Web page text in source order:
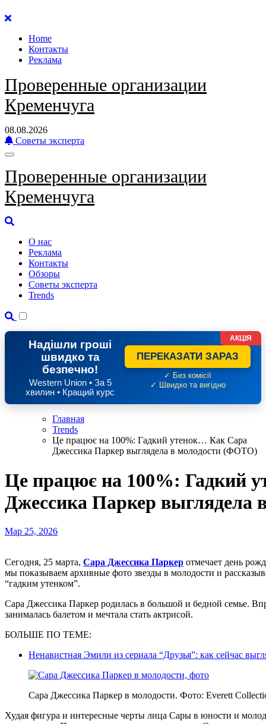
Перейти
содержанию
Home
Контакты
Реклама
Проверенные организации
Кременчуга
08.08.2026
Советы эксперта
Проверенные организации
Кременчуга
О нас
Реклама
Контакты
Обзоры
Советы эксперта
Trends
Надішли гроші
швидко та
безпечно!
Western Union • За 5
хвилин • Кращий курс
ПЕРЕКАЗАТИ ЗАРАЗ
✓ Без комісії
✓ Швидко та вигідно
АКЦІЯ
Главная
Trends
Це працює на 100%: Гадкий утенок… Как Сара
Джессика Паркер выглядела в молодости (ФОТО)
Це працює на 100%: Гадкий
Джессика Паркер
Мар 25, 2026
Сегодня, 25 марта, Сара Джессика Паркер отмечает день
мы показываем архивные фото звезды в молодости и
“гадким утенком”.
Сара Джессика Паркер родилась в большой и бедной семье.
занималась балетом и мечтала стать актрисой.
БОЛЬШЕ ПО ТЕМЕ:
Ненавистная Эмили из сериала “Друзья”: как сейчас
Сара Джессика Паркер в молодости. Фото: Everett
Худая фигура и интересные черты лица Сары в юности и